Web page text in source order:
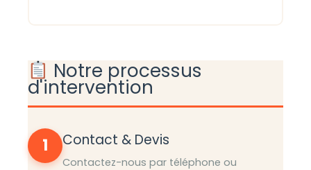
Notre processus
d'intervention
1 Contact & Devis
Contactez-nous par téléphone ou